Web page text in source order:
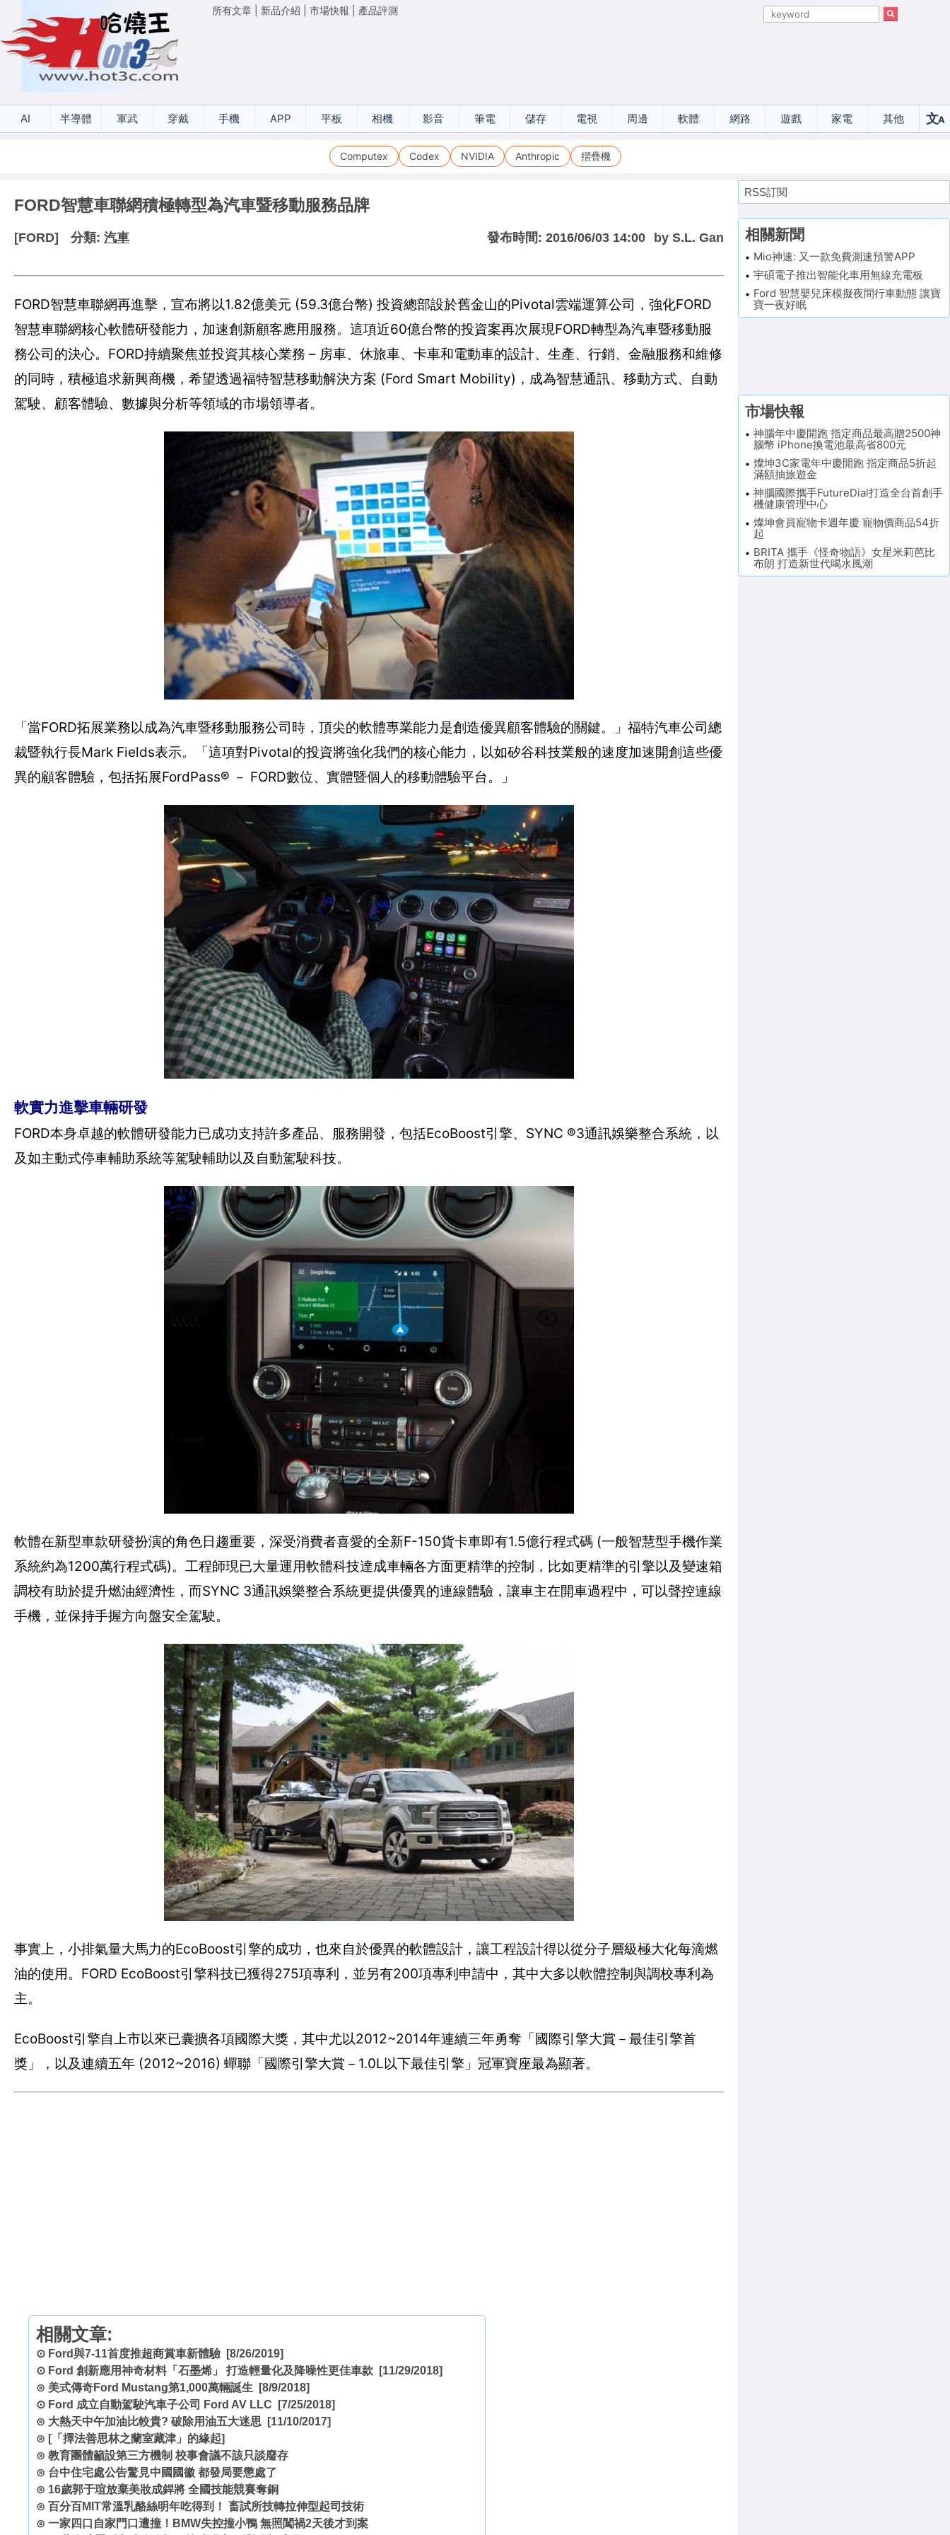
所有文章 新品介紹 市場快報 產品評測
AI 半導體 軍武 穿戴 手機 APP 平板 相機 影音 筆電 儲存 電視 周邊 軟體 網路 遊戲 家電 其他 文A
Computex Codex NVIDIA Anthropic 摺疊機
FORD智慧車聯網積極轉型為汽車暨移動服務品牌
[FORD] 分類: 汽車 發布時間: 2016/06/03 14:00 by S.L. Gan
FORD智慧車聯網再進擊，宣布將以1.82億美元 (59.3億台幣) 投資總部設於舊金山的Pivotal雲端運算公司，強化FORD
智慧車聯網核心軟體研發能力，加速創新顧客應用服務。這項近60億台幣的投資案再次展現FORD轉型為汽車暨移動服
務公司的決心。FORD持續聚焦並投資其核心業務 – 房車、休旅車、卡車和電動車的設計、生產、行銷、金融服務和維修
的同時，積極追求新興商機，希望透過福特智慧移動解決方案 (Ford Smart Mobility)，成為智慧通訊、移動方式、自動
駕駛、顧客體驗、數據與分析等領域的市場領導者。
「當FORD拓展業務以成為汽車暨移動服務公司時，頂尖的軟體專業能力是創造優異顧客體驗的關鍵。」福特汽車公司總
裁暨執行長Mark Fields表示。「這項對Pivotal的投資將強化我們的核心能力，以如矽谷科技業般的速度加速開創這些優
異的顧客體驗，包括拓展FordPass® － FORD數位、實體暨個人的移動體驗平台。」
軟實力進擊車輛研發
FORD本身卓越的軟體研發能力已成功支持許多產品、服務開發，包括EcoBoost引擎、SYNC ®3通訊娛樂整合系統，以
及如主動式停車輔助系統等駕駛輔助以及自動駕駛科技。
軟體在新型車款研發扮演的角色日趨重要，深受消費者喜愛的全新F-150貨卡車即有1.5億行程式碼 (一般智慧型手機作業
系統約為1200萬行程式碼)。工程師現已大量運用軟體科技達成車輛各方面更精準的控制，比如更精準的引擎以及變速箱
調校有助於提升燃油經濟性，而SYNC 3通訊娛樂整合系統更提供優異的連線體驗，讓車主在開車過程中，可以聲控連線
手機，並保持手握方向盤安全駕駛。
事實上，小排氣量大馬力的EcoBoost引擎的成功，也來自於優異的軟體設計，讓工程設計得以從分子層級極大化每滴燃
油的使用。FORD EcoBoost引擎科技已獲得275項專利，並另有200項專利申請中，其中大多以軟體控制與調校專利為
主。
EcoBoost引擎自上市以來已囊擴各項國際大獎，其中尤以2012~2014年連續三年勇奪「國際引擎大賞－最佳引擎首
獎」，以及連續五年 (2012~2016) 蟬聯「國際引擎大賞－1.0L以下最佳引擎」冠軍寶座最為顯著。
相關文章:
⊙ Ford與7-11首度推超商賞車新體驗 [8/26/2019]
⊙ Ford 創新應用神奇材料「石墨烯」 打造輕量化及降噪性更佳車款 [11/29/2018]
⊙ 美式傳奇Ford Mustang第1,000萬輛誕生 [8/9/2018]
⊙ Ford 成立自動駕駛汽車子公司 Ford AV LLC [7/25/2018]
⊙ 大熱天中午加油比較貴? 破除用油五大迷思 [11/10/2017]
⊙ [「擇法善思林之蘭室藏津」的緣起]
⊙ 教育團體籲設第三方機制 校事會議不該只談廢存
⊙ 台中住宅處公告驚見中國國徽 都發局要懲處了
⊙ 16歲郭于瑄放棄美妝成銲將 全國技能競賽奪銅
⊙ 百分百MIT常溫乳酪絲明年吃得到！ 畜試所技轉拉伸型起司技術
⊙ 一家四口自家門口遭撞！BMW失控撞小鴨 無照闖禍2天後才到案
RSS訂閱
相關新聞
Mio神速: 又一款免費測速預警APP
宇碩電子推出智能化車用無線充電板
Ford 智慧嬰兒床模擬夜間行車動態 讓寶
寶一夜好眠
市場快報
神腦年中慶開跑 指定商品最高贈2500神
腦幣 iPhone換電池最高省800元
燦坤3C家電年中慶開跑 指定商品5折起
滿額抽旅遊金
神腦國際攜手FutureDial打造全台首創手
機健康管理中心
燦坤會員寵物卡週年慶 寵物價商品54折
起
BRITA 攜手《怪奇物語》女星米莉芭比
布朗 打造新世代喝水風潮